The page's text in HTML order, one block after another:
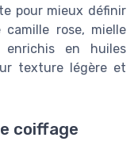
pour mieux définir
camille rose, mielle
en huiles
texture légère et
coiffage